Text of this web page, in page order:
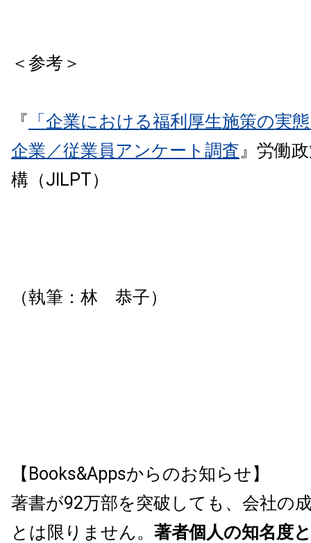
＜参考＞
『 「企業における福利厚生施策の実
企業／従業員アンケート調査』労働
構（JILPT）
（執筆：林 恭子）
【Books&Appsからのお知らせ】
著書が92万部を突破しても、会社の
とは限りません。 著者個人の知名度